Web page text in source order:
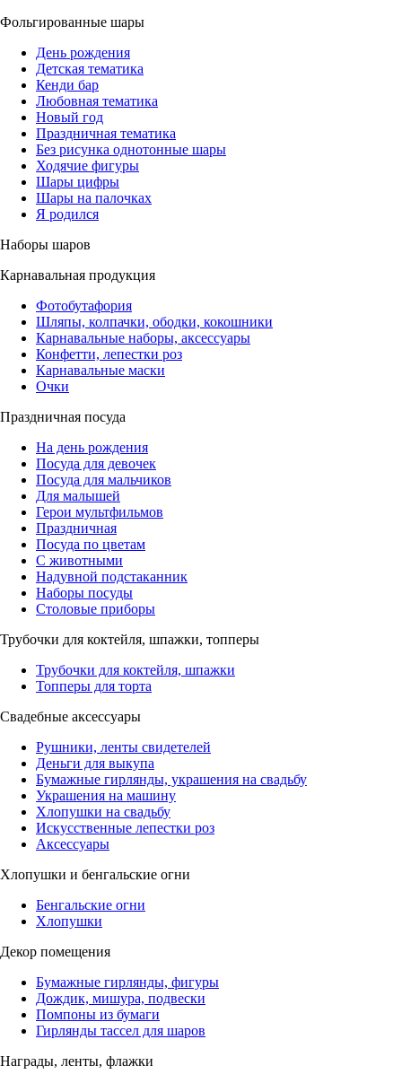
Фольгированные шары
День рождения
Детская тематика
Кенди бар
Любовная тематика
Новый год
Праздничная тематика
Без рисунка однотонные шары
Ходячие фигуры
Шары цифры
Шары на палочках
Я родился
Наборы шаров
Карнавальная продукция
Фотобутафория
Шляпы, колпачки, ободки, кокошники
Карнавальные наборы, аксессуары
Конфетти, лепестки роз
Карнавальные маски
Очки
Праздничная посуда
На день рождения
Посуда для девочек
Посуда для мальчиков
Для малышей
Герои мультфильмов
Праздничная
Посуда по цветам
С животными
Надувной подстаканник
Наборы посуды
Столовые приборы
Трубочки для коктейля, шпажки, топперы
Трубочки для коктейля, шпажки
Топперы для торта
Свадебные аксессуары
Рушники, ленты свидетелей
Деньги для выкупа
Бумажные гирлянды, украшения на свадьбу
Украшения на машину
Хлопушки на свадьбу
Искусственные лепестки роз
Аксессуары
Хлопушки и бенгальские огни
Бенгальские огни
Хлопушки
Декор помещения
Бумажные гирлянды, фигуры
Дождик, мишура, подвески
Помпоны из бумаги
Гирлянды тассел для шаров
Награды, ленты, флажки